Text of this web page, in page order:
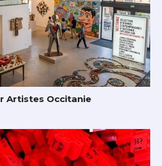
Artistes Occitanie